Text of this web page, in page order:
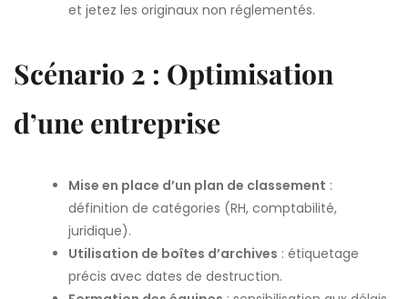
et jetez les originaux non réglementés.
Scénario 2 : Optimisation
d’une entreprise
Mise en place d’un plan de classement :
définition de catégories (RH, comptabilité,
juridique).
Utilisation de boîtes d’archives : étiquetage
précis avec dates de destruction.